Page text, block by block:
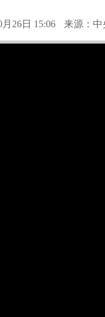
26日 15:06 来源：中